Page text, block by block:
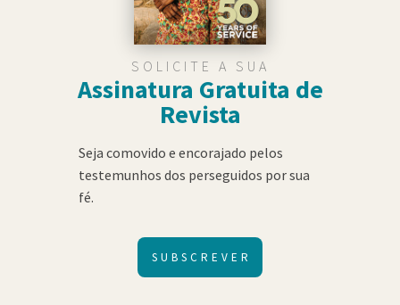
SOLICITE A SUA
Assinatura Gratuita de
Revista
Seja comovido e encorajado pelos
testemunhos dos perseguidos por sua
fé.
SUBSCREVER